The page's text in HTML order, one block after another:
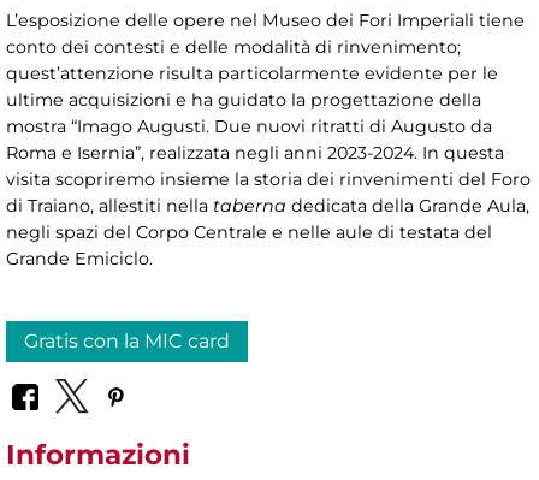
L’esposizione delle opere nel Museo dei Fori Imperiali tiene
conto dei contesti e delle modalità di rinvenimento;
quest’attenzione risulta particolarmente evidente per le
ultime acquisizioni e ha guidato la progettazione della
mostra “Imago Augusti. Due nuovi ritratti di Augusto da
Roma e Isernia”, realizzata negli anni 2023-2024. In questa
visita scopriremo insieme la storia dei rinvenimenti del Foro
di Traiano, allestiti nella taberna dedicata della Grande Aula,
negli spazi del Corpo Centrale e nelle aule di testata del
Grande Emiciclo.
Gratis con la MIC card
Informazioni